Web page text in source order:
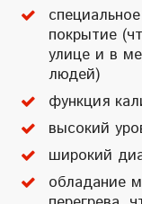
покрытие
улице и в
людей)
функция
высокий
широкий
обладание